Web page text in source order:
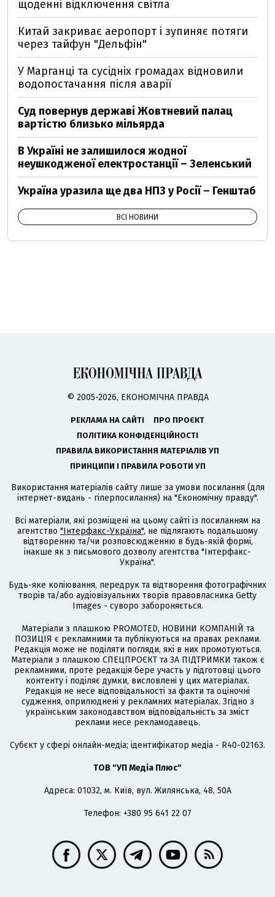
щоденні відключення світла
Китай закриває аеропорт і зупиняє потяги
через тайфун "Дельфін"
У Марганці та сусідніх громадах відновили
водопостачання після аварії
Суд повернув державі Жовтневий палац
вартістю близько мільярда
В Україні не залишилося жодної
неушкодженої електростанції – Зеленський
Україна уразила ще два НПЗ у Росії – Генштаб
ВСІ НОВИНИ
© 2005-2026, ЕКОНОМІЧНА ПРАВДА
РЕКЛАМА НА САЙТІ
ПРО ПРОЄКТ
ПОЛІТИКА КОНФІДЕНЦІЙНОСТІ
ПРАВИЛА ВИКОРИСТАННЯ МАТЕРІАЛІВ УП
ПРИНЦИПИ І ПРАВИЛА РОБОТИ УП
Використання матеріалів сайту лише за умови посилання (для
інтернет-видань - гіперпосилання) на "Економічну правду".
Всі матеріали, які розміщені на цьому сайті із посиланням на
агентство "Інтерфакс-Україна", не підлягають подальшому
відтворенню та/чи розповсюдженню в будь-якій формі,
інакше як з письмового дозволу агентства "Інтерфакс-
Україна".
Будь-яке копіювання, передрук та відтворення фотографічних
творів та/або аудіовізуальних творів правовласника Getty
Images - суворо забороняється.
Матеріали з плашкою PROMOTED, НОВИНИ КОМПАНІЙ та
ПОЗИЦІЯ є рекламними та публікуються на правах реклами.
Редакція може не поділяти погляди, які в них промотуються.
Матеріали з плашкою СПЕЦПРОЄКТ та ЗА ПІДТРИМКИ також є
рекламними, проте редакція бере участь у підготовці цього
контенту і поділяє думки, висловлені у цих матеріалах.
Редакція не несе відповідальності за факти та оціночні
судження, оприлюднені у рекламних матеріалах. Згідно з
українським законодавством відповідальність за зміст
реклами несе рекламодавець.
Cубєкт у сфері онлайн-медіа; ідентифікатор медіа - R40-02163.
ТОВ "УП Медіа Плюс"
Адреса: 01032, м. Київ, вул. Жилянська, 48, 50А
Телефон: +380 95 641 22 07